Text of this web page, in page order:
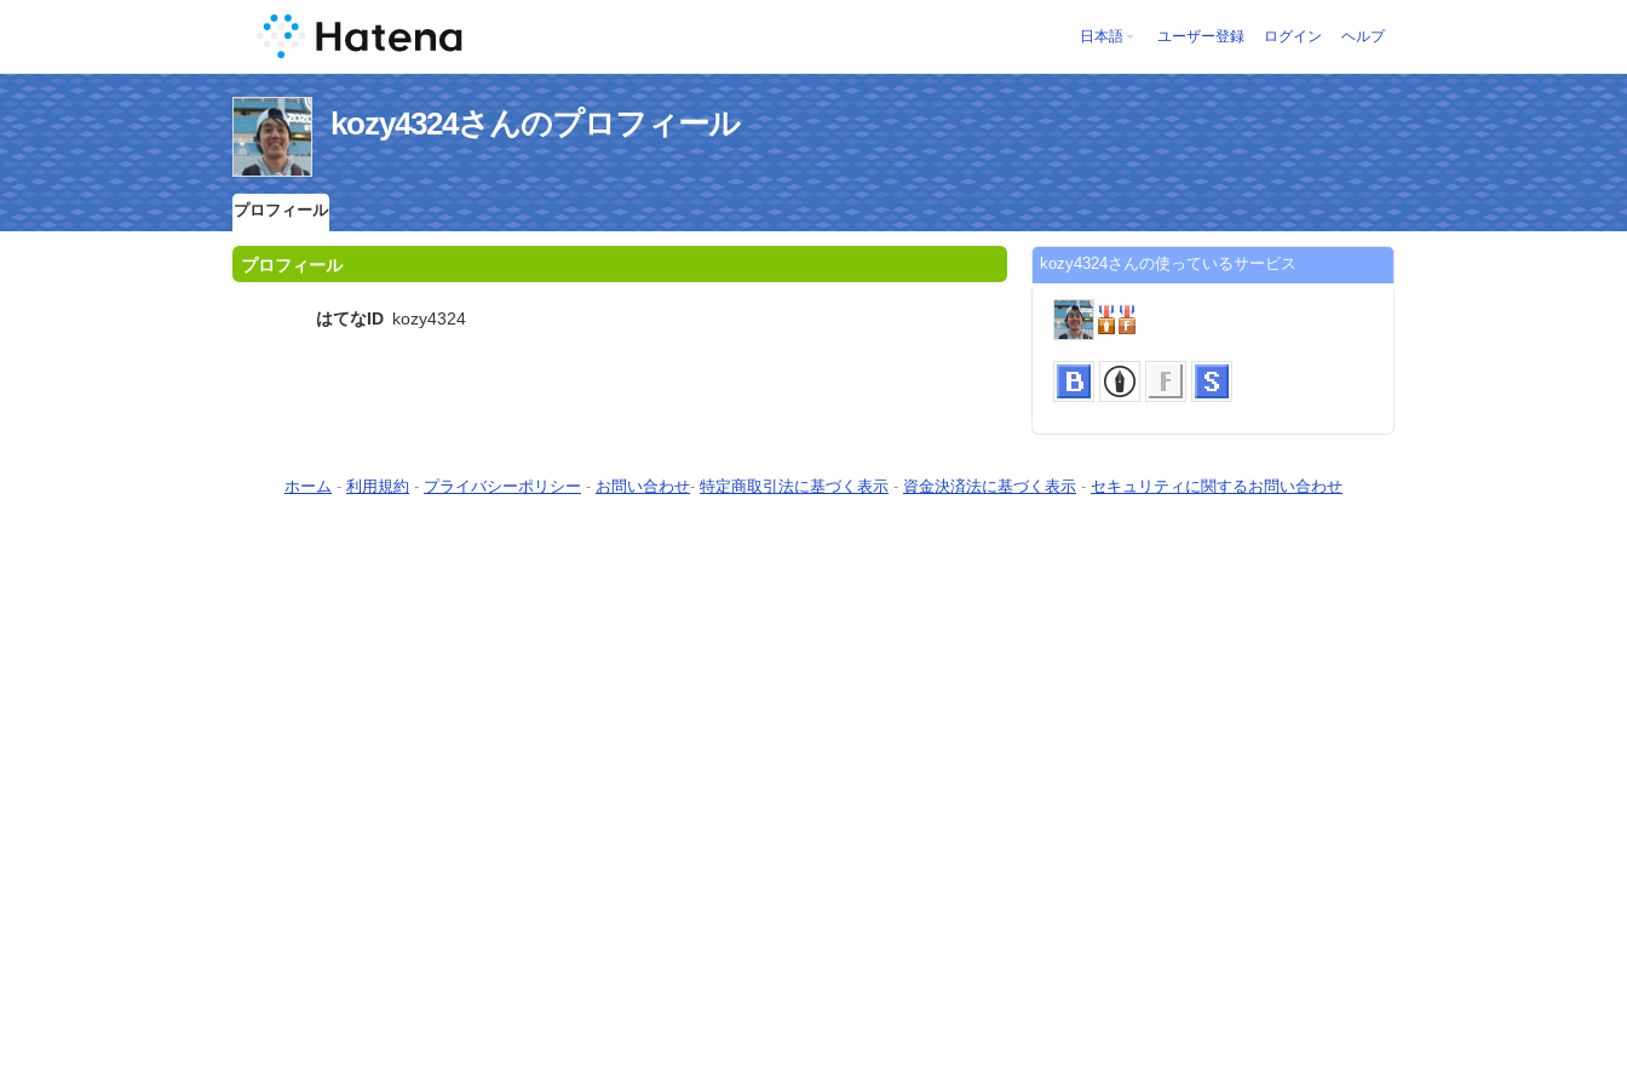
日本語 ユーザー登録 ログイン ヘルプ
kozy4324さんのプロフィール
プロフィール
プロフィール
はてなID kozy4324
kozy4324さんの使っているサービス
ホーム - 利用規約 - プライバシーポリシー - お問い合わせ- 特定商取引法に基づく表示 - 資金決済法に基づく表示 - セキュリティに関するお問い合わせ